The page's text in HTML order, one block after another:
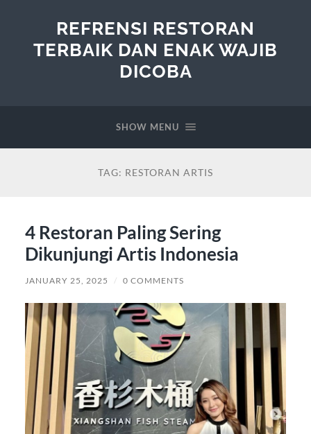
REFRENSI RESTORAN
TERBAIK DAN ENAK WAJIB
DICOBA
SHOW MENU
TAG: RESTORAN ARTIS
4 Restoran Paling Sering
Dikunjungi Artis Indonesia
JANUARY 25, 2025 / 0 COMMENTS